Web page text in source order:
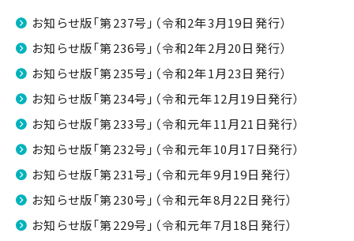
お知らせ版「第237号」（令和2年3月19日発行）
お知らせ版「第236号」（令和2年2月20日発行）
お知らせ版「第235号」（令和2年1月23日発行）
お知らせ版「第234号」（令和元年12月19日発行）
お知らせ版「第233号」（令和元年11月21日発行）
お知らせ版「第232号」（令和元年10月17日発行）
お知らせ版「第231号」（令和元年9月19日発行）
お知らせ版「第230号」（令和元年8月22日発行）
お知らせ版「第229号」（令和元年7月18日発行）